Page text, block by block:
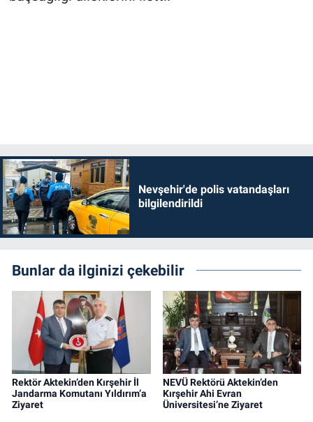
Nevşehir'de polis vatandaşları
bilgilendirildi
Bunlar da ilginizi çekebilir
Rektör Aktekin’den Kırşehir İl
Jandarma Komutanı Yıldırım’a
Ziyaret
NEVÜ Rektörü Aktekin’den
Kırşehir Ahi Evran
Üniversitesi’ne Ziyaret